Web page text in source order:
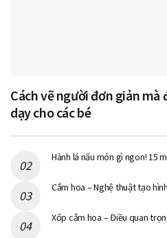
Cách vẽ người đơn giản mà
dạy cho các bé
Hành lá nấu món gì ngon! 15
Cắm hoa – Nghệ thuật tạo
Xốp cắm hoa – Điều quan